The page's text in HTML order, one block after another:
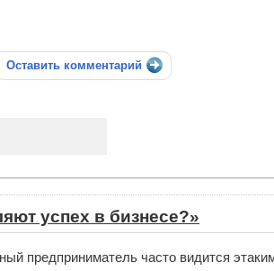
Оставить комментарий
успех в бизнесе?»
предприниматель часто видится